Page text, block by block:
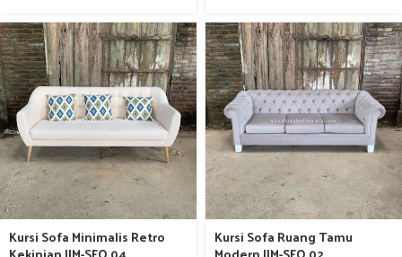
Kursi Sofa Minimalis Retro Kursi Sofa Ruang Tamu